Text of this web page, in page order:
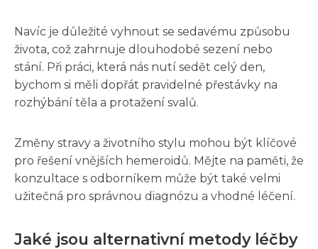
Navíc je důležité vyhnout se sedavému způsobu
života, což zahrnuje dlouhodobé sezení nebo
stání. Při práci, která nás nutí sedět celý den,
bychom si měli dopřát pravidelné přestávky na
rozhýbání těla a protažení svalů.
Změny stravy a životního stylu mohou být klíčové
pro řešení vnějších hemeroidů. Mějte na paměti, že
konzultace s odborníkem může být také velmi
užitečná pro správnou diagnózu a vhodné léčení.
Jaké jsou alternativní metody léčby